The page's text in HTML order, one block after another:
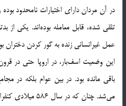
در آن مردان داراي اختيارات نامحدود
تلقي شده، قابل معامله بوده‌اند. يکي از
عمل غيرانساني زنده به گور کردن دختران
باقي مانده بود. در بين عوام بلکه در
مي‌شد. چنان که در